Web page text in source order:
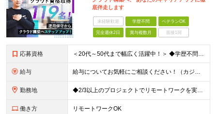
底伴走します
未経験歓迎 学歴不問 ベテランOK
完全週休2日 賞与複数月 面接1回
応募資格 ＜20代～50代まで幅広く活躍中！＞ ◆学歴不問 ◆何らかのインフラ関連の実務経験 ★経験年数不問/運用監視レベルも歓迎 ＜こんな方は大歓迎！＞ ◎今の収入に不満がある ◎もっと上流の案件で活躍した
給与 給与についてお気軽にご相談ください！（カジュアル面談可能） 月給35万円～＋各種手当＋賞与2回 ※固定残業代は、時間外労働の有無に関わらず40時間分を87,500円～支給 ※超過分は別途支給 ※試用
勤務地 ◆2/3以上のプロジェクトでリモートワークを実施中！ ≪自社拠点≫ ・東京本社／東京都千代田区丸の内二丁目6番1号 丸の内パークビルディング6階 ・関西支社／⼤阪府⼤阪市中央区安⼟町2-3-13 ⼤
働き方 リモートワークOK